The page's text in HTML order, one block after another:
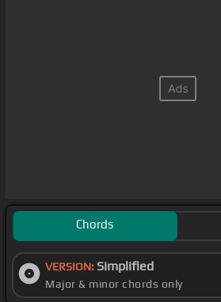
Chords
VERSION: Simplified
Major & minor chords only